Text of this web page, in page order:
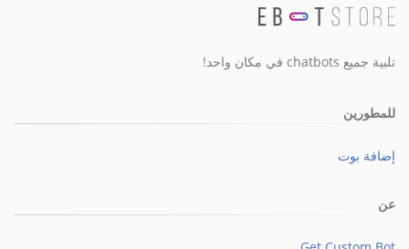
تلبية جميع chatbots في مكان واحد!
للمطورين
إضافة بوت
عن